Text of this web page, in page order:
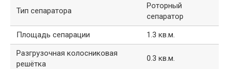
Тип сепаратора
Роторный
сепаратор
Площадь сепарации
1.3 кв.м.
Разгрузочная колосниковая
решётка
0.3 кв.м.